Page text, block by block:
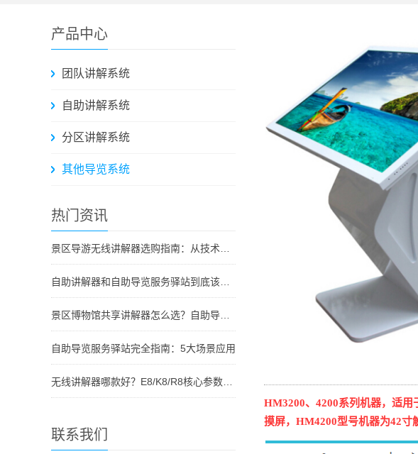
产品中心
团队讲解系统
自助讲解系统
分区讲解系统
其他导览系统
热门资讯
自助导览服务驿站完全指南：5大场景应用
联系我们
HM3200、4200系列机器，适
摸屏，HM4200型号机器为42寸